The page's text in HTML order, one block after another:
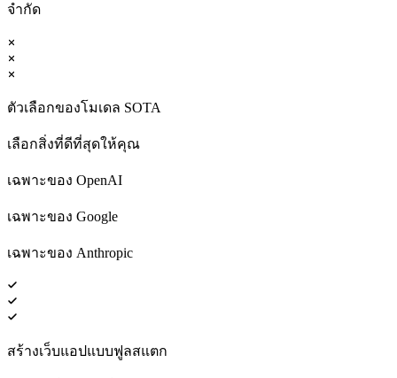
จำกัด
ตัวเลือกของโมเดล SOTA
เลือกสิ่งที่ดีที่สุดให้คุณ
เฉพาะของ OpenAI
เฉพาะของ Google
เฉพาะของ Anthropic
สร้างเว็บแอปแบบฟูลสแตก